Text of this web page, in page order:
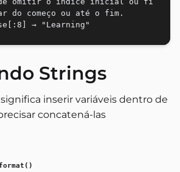
do começo ou até o fim.
Strings
inserir variáveis dentro de
concatená-las